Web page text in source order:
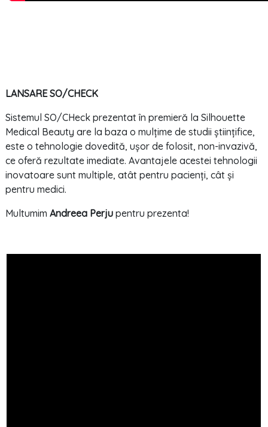
LANSARE SO/CHECK
Sistemul SO/CHeck prezentat în premieră la Silhouette
Medical Beauty are la baza o mulțime de studii științifice,
este o tehnologie dovedită, ușor de folosit, non-invazivă,
ce oferă rezultate imediate. Avantajele acestei tehnologii
inovatoare sunt multiple, atât pentru pacienți, cât și
pentru medici.
Multumim Andreea Perjupentru prezenta!